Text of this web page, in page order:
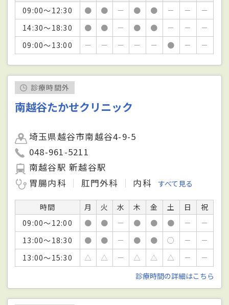
09:00～12:30
● ● － ● ● － －
－
14:30～18:30
● ● － ● ● － －
－
09:00～13:00
－ － － － － ● － －
診療時間外
南越谷たかせクリニック
埼玉県越谷市南越谷4-9-5
048-961-5211
南越谷駅 新越谷駅
胃腸内科
肛門外科 内科 すべて見る
時間 月 火 水 木 金 土 日
祝
09:00～12:00
● ● － ● ● ● －
－
13:00～18:30
● ● － ● ● ○ －
－
13:00～15:30
△ △ － △ △ △ －
－
診療時間の詳細はこちら